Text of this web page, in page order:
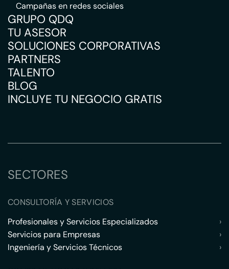
Campañas en redes sociales
GRUPO QDQ
TU ASESOR
SOLUCIONES CORPORATIVAS
PARTNERS
TALENTO
BLOG
INCLUYE TU NEGOCIO GRATIS
SECTORES
CONSULTORÍA Y SERVICIOS
Profesionales y Servicios Especializados
›
Servicios para Empresas
›
Ingeniería y Servicios Técnicos
›